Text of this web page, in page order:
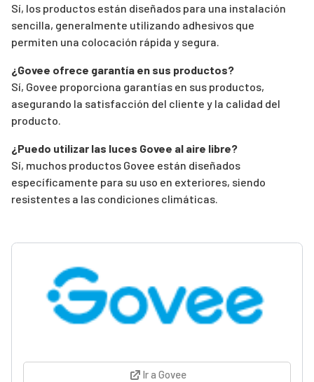
Sí, los productos están diseñados para una instalación
sencilla, generalmente utilizando adhesivos que
permiten una colocación rápida y segura.
¿Govee ofrece garantía en sus productos?
Sí, Govee proporciona garantías en sus productos,
asegurando la satisfacción del cliente y la calidad del
producto.
¿Puedo utilizar las luces Govee al aire libre?
Sí, muchos productos Govee están diseñados
específicamente para su uso en exteriores, siendo
resistentes a las condiciones climáticas.
Ir a Govee